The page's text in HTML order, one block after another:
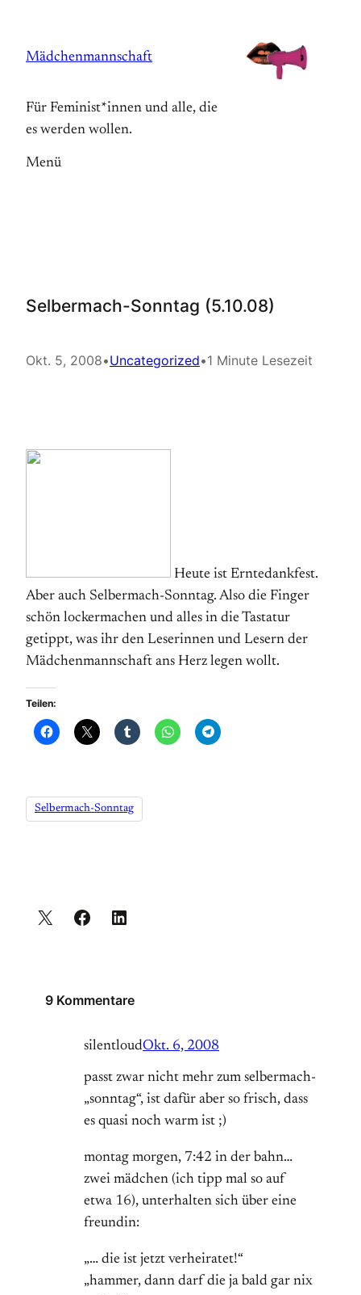
springen
Mädchenmannschaft
Für Feminist*innen und alle, die
es werden wollen.
Menü
Selbermach-Sonntag (5.10.08)
Okt. 5, 2008•Uncategorized•1 Minute Lesezeit
Heute ist Erntedankfest.
Aber auch Selbermach-Sonntag. Also die Finger
schön lockermachen und alles in die Tastatur
getippt, was ihr den Leserinnen und Lesern der
Mädchenmannschaft ans Herz legen wollt.
Teilen:
Selbermach-Sonntag
9 Kommentare
silentloudOkt. 6, 2008
passt zwar nicht mehr zum selbermach-
„sonntag“, ist dafür aber so frisch, dass
es quasi noch warm ist ;)
montag morgen, 7:42 in der bahn…
zwei mädchen (ich tipp mal so auf
etwa 16), unterhalten sich über eine
freundin:
„… die ist jetzt verheiratet!“
„hammer, dann darf die ja bald gar nix